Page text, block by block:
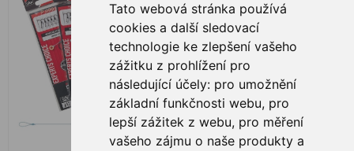
Tato webová stránka používá
cookies a další sledovací
technologie ke zlepšení vašeho
zážitku z prohlížení pro
následující účely: pro umožnění
základní funkčnosti webu, pro
lepší zážitek z webu, pro měření
vašeho zájmu o naše produkty a